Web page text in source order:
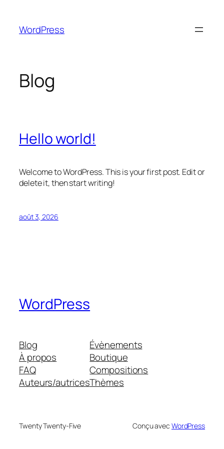
contenu
WordPress
Blog
Hello world!
Welcome to WordPress. This is your first post. Edit or
delete it, then start writing!
août 3, 2026
WordPress
Blog
À propos
FAQ
Auteurs/autrices
Évènements
Boutique
Compositions
Thèmes
Twenty Twenty-Five Conçu avec WordPress